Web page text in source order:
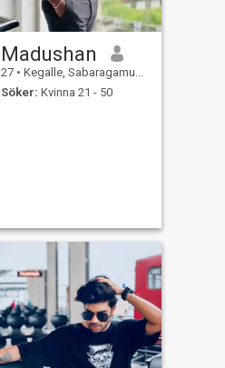
Madushan
27 • Kegalle, Sabaragamuwa, Sri Lanka
Söker: Kvinna 21 - 50